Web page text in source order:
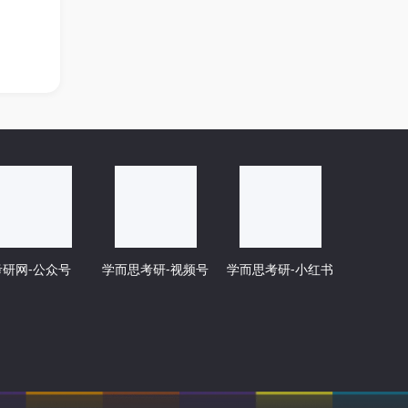
网-公众号 学而思考研-视频号 学而思考研-小红书